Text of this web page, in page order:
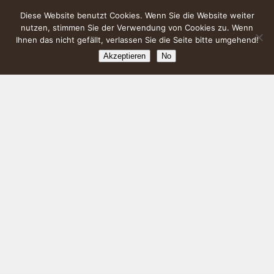
Diese Website benutzt Cookies. Wenn Sie die Website weiter
nutzen, stimmen Sie der Verwendung von Cookies zu. Wenn
Ihnen das nicht gefällt, verlassen Sie die Seite bitte umgehend!
Akzeptieren No